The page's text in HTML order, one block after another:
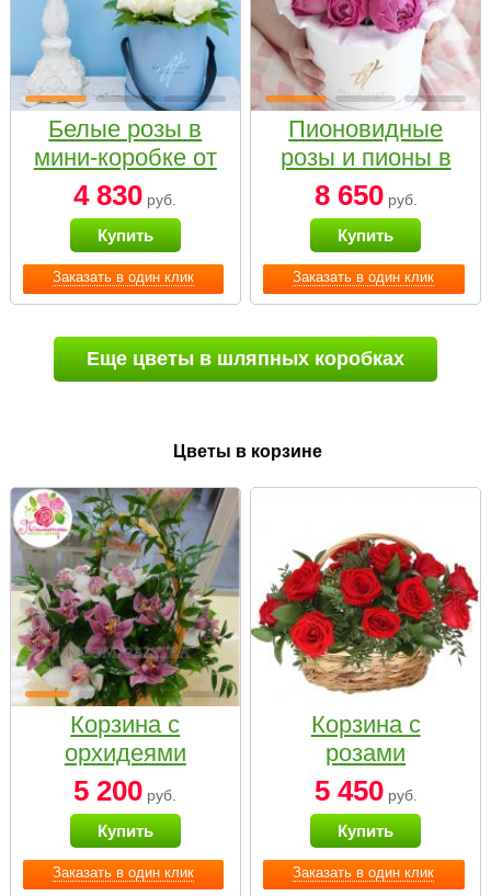
Заказать в один клик
Белые розы в
мини-коробке от
Bella Fiori
4 830 руб.
Купить
Заказать в один клик
Пионовидные
розы и пионы в
белой коробке
Small
8 650руб.
Купить
Еще цветы в шляпных коробках
Цветы в корзине
Заказать в один клик
Корзина с
орхидеями
малая
5 200 руб.
Купить
Заказать в один клик
Корзина с
розами
«Красный
Париж»
5 450руб.
Купить